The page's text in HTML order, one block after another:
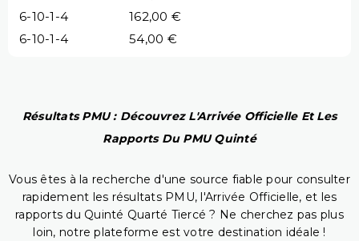
6-10-1-4
162,00 €
6-10-1-4
54,00 €
Résultats PMU : Découvrez L'Arrivée Officielle Et Les
Rapports Du PMU Quinté
Vous êtes à la recherche d'une source fiable pour consulter
rapidement les résultats PMU, l'Arrivée Officielle, et les
rapports du Quinté Quarté Tiercé ? Ne cherchez pas plus
loin, notre plateforme est votre destination idéale !